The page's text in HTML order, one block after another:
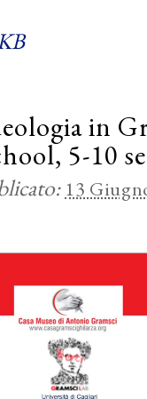
in
5-10
13